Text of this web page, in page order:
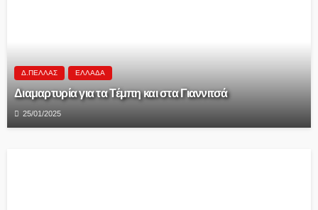
Δ.ΠΈΛΛΑΣ ΕΛΛΆΔΑ
Διαμαρτυρία για τα Τέμπη και στα Γιαννιτσά
25/01/2025